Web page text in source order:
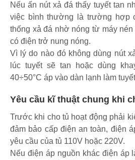
Nếu ấn nút xả đá thấy tuyết tan
việc bình thường là trường hợp
thống xả đá nhờ nóng từ máy
có điện trở nung nóng.
Vì lý do nào đó không dùng nút
lúc tuyết sẽ tan hoặc dùng
40÷50°C áp vào dàn lạnh làm
Yêu cầu kĩ thuật chung khi
Trước khi cho tủ hoạt động phải
đảm bảo cấp điện an toàn, điện
yêu cầu của tủ 110V hoặc 220V.
Nếu điện áp nguồn khác điện áp